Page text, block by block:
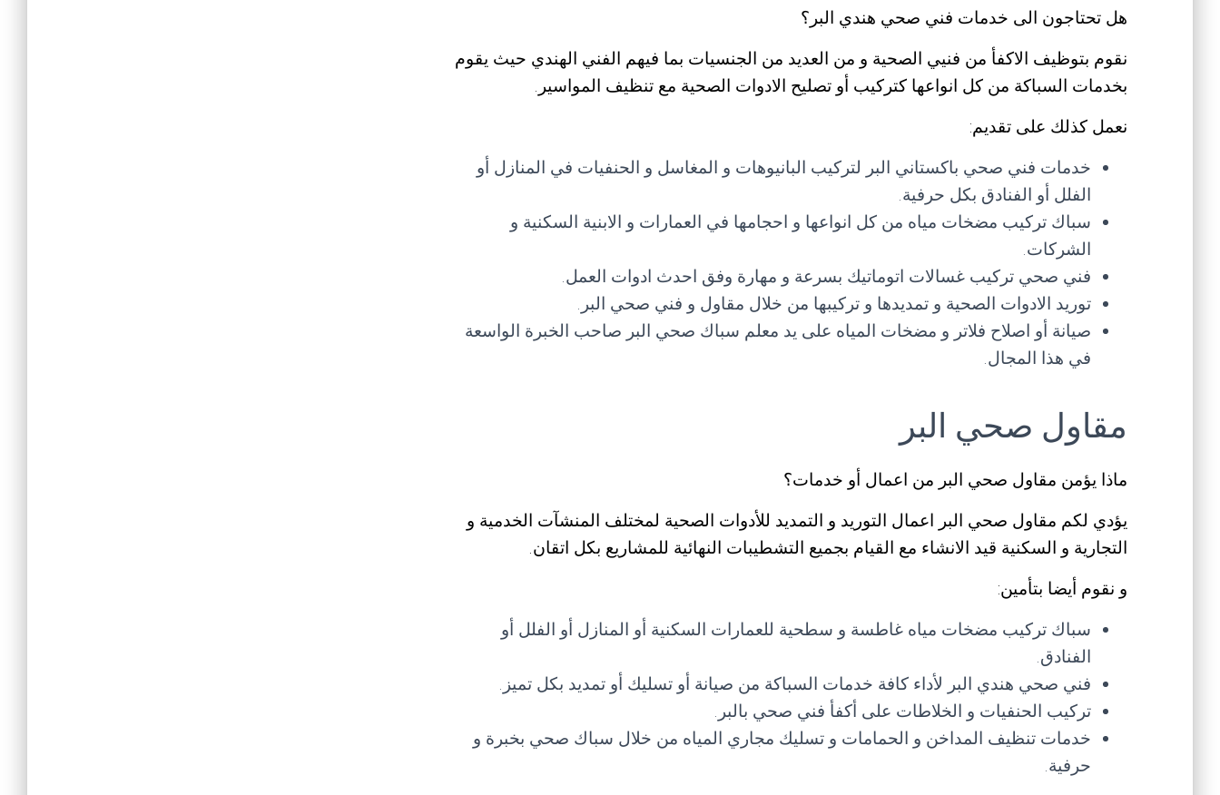
هل تحتاجون الى خدمات فني صحي هندي البر؟
نقوم بتوظيف الاكفأ من فنيي الصحية و من العديد من الجنسيات بما فيهم الفني الهندي حيث يقوم
بخدمات السباكة من كل انواعها كتركيب أو تصليح الادوات الصحية مع تنظيف المواسير.
نعمل كذلك على تقديم:
خدمات فني صحي باكستاني البر لتركيب البانيوهات و المغاسل و الحنفيات في المنازل أو
الفلل أو الفنادق بكل حرفية.
سباك تركيب مضخات مياه من كل انواعها و احجامها في العمارات و الابنية السكنية و
الشركات.
فني صحي تركيب غسالات اتوماتيك بسرعة و مهارة وفق احدث ادوات العمل.
توريد الادوات الصحية و تمديدها و تركيبها من خلال مقاول و فني صحي البر.
صيانة أو اصلاح فلاتر و مضخات المياه على يد معلم سباك صحي البر صاحب الخبرة الواسعة
في هذا المجال.
مقاول صحي البر
ماذا يؤمن مقاول صحي البر من اعمال أو خدمات؟
يؤدي لكم مقاول صحي البر اعمال التوريد و التمديد للأدوات الصحية لمختلف المنشآت الخدمية و
التجارية و السكنية قيد الانشاء مع القيام بجميع التشطيبات النهائية للمشاريع بكل اتقان.
و نقوم أيضا بتأمين:
سباك تركيب مضخات مياه غاطسة و سطحية للعمارات السكنية أو المنازل أو الفلل أو
الفنادق.
فني صحي هندي البر لأداء كافة خدمات السباكة من صيانة أو تسليك أو تمديد بكل تميز.
تركيب الحنفيات و الخلاطات على أكفأ فني صحي بالبر.
خدمات تنظيف المداخن و الحمامات و تسليك مجاري المياه من خلال سباك صحي بخبرة و
حرفية.